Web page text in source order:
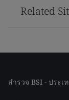
Related
สำรวจ BSI - ประเ